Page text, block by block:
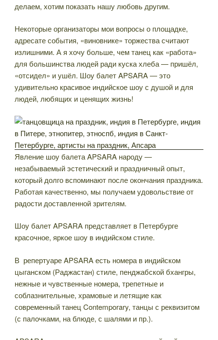
делаем, хотим показать нашу любовь другим.
Некоторые организаторы мои вопросы о площадке,
адресате события, «виновнике» торжества считают
излишними. А я хочу больше, чем танец как «работа»
для большинства людей ради куска хлеба — пришёл,
«отсидел» и ушёл. Шоу балет APSARA — это
удивительно красивое индийское шоу с душой и для
людей, любящих и ценящих жизнь!
Явление шоу балета APSARA народу —
незабываемый эстетический и праздничный опыт,
который долго вспоминают после окончания праздника.
Работая качественно, мы получаем удовольствие от
радости доставленной зрителям.
Шоу балет APSARA представляет в Петербурге
красочное, яркое шоу в индийском стиле.
В репертуаре APSARA есть номера в индийском
цыганском (Раджастан) стиле, пенджабской бхангры,
нежные и чувственные номера, трепетные и
соблазнительные, храмовые и летящие как
современный танец Contemporary, танцы с реквизитом
(с палочками, на блюде, с шалями и пр.).